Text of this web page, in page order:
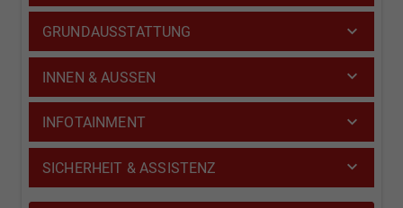
GRUNDAUSSTATTUNG
INNEN & AUSSEN
INFOTAINMENT
SICHERHEIT & ASSISTENZ